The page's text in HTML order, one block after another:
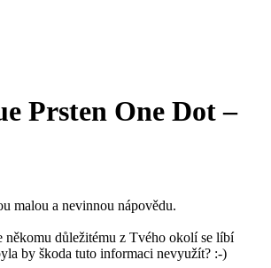
Prsten One Dot –
malou a nevinnou nápovědu.
někomu důležitému z Tvého okolí se líbí
by škoda tuto informaci nevyužít? :-)